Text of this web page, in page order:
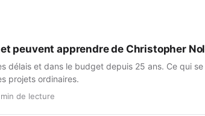
peuvent apprendre de Christopher
délais et dans le budget depuis 25 ans. Ce qui
projets ordinaires.
min de lecture